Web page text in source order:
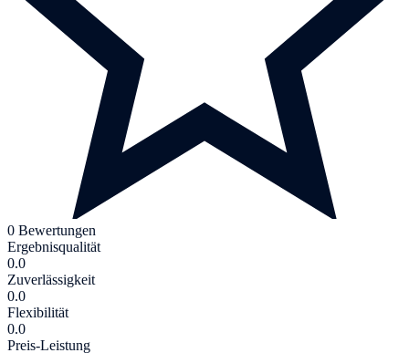
0 Bewertungen
Ergebnisqualität
0.0
Zuverlässigkeit
0.0
Flexibilität
0.0
Preis-Leistung